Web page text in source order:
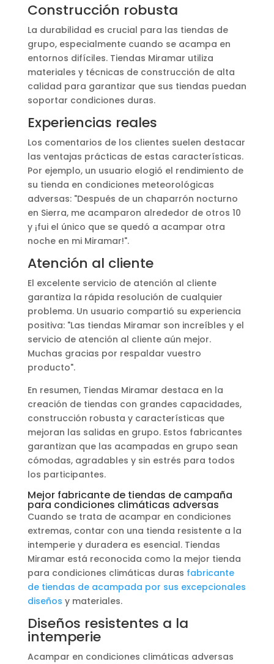
Construcción robusta
La durabilidad es crucial para las tiendas de
grupo, especialmente cuando se acampa en
entornos difíciles. Tiendas Miramar utiliza
materiales y técnicas de construcción de alta
calidad para garantizar que sus tiendas puedan
soportar condiciones duras.
Experiencias reales
Los comentarios de los clientes suelen destacar
las ventajas prácticas de estas características.
Por ejemplo, un usuario elogió el rendimiento de
su tienda en condiciones meteorológicas
adversas: "Después de un chaparrón nocturno
en Sierra, me acamparon alrededor de otros 10
y ¡fui el único que se quedó a acampar otra
noche en mi Miramar!".
Atención al cliente
El excelente servicio de atención al cliente
garantiza la rápida resolución de cualquier
problema. Un usuario compartió su experiencia
positiva: "Las tiendas Miramar son increíbles y el
servicio de atención al cliente aún mejor.
Muchas gracias por respaldar vuestro
producto".
En resumen, Tiendas Miramar destaca en la
creación de tiendas con grandes capacidades,
construcción robusta y características que
mejoran las salidas en grupo. Estos fabricantes
garantizan que las acampadas en grupo sean
cómodas, agradables y sin estrés para todos
los participantes.
Mejor fabricante de tiendas de campaña
para condiciones climáticas adversas
Cuando se trata de acampar en condiciones
extremas, contar con una tienda resistente a la
intemperie y duradera es esencial. Tiendas
Miramar está reconocida como la mejor tienda
para condiciones climáticas duras fabricante
de tiendas de acampada por sus excepcionales
diseños y materiales.
Diseños resistentes a la
intemperie
Acampar en condiciones climáticas adversas